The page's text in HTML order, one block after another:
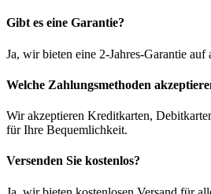
Gibt es eine Garantie?
Ja, wir bieten eine 2-Jahres-Garantie auf
Welche Zahlungsmethoden
Wir akzeptieren Kreditkarten,
für Ihre Bequemlichkeit.
Versenden Sie kostenlos?